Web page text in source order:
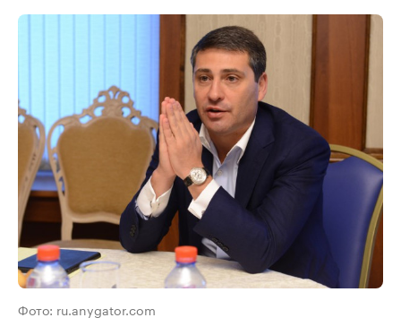
Фото: ru.anygator.com